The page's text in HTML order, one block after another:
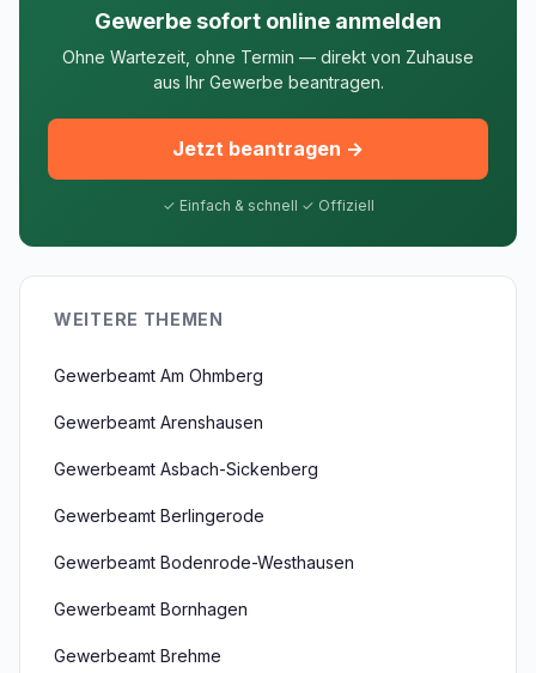
Gewerbe sofort online anmelden
Ohne Wartezeit, ohne Termin — direkt von Zuhause
aus Ihr Gewerbe beantragen.
Jetzt beantragen →
✓ Einfach & schnell ✓ Offiziell
WEITERE THEMEN
Gewerbeamt Am Ohmberg
Gewerbeamt Arenshausen
Gewerbeamt Asbach-Sickenberg
Gewerbeamt Berlingerode
Gewerbeamt Bodenrode-Westhausen
Gewerbeamt Bornhagen
Gewerbeamt Brehme